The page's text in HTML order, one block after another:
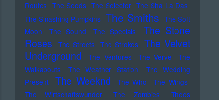
Routes The Seeds The Selecter The Sha La Das
The Smashing Pumpkins The Smiths The Soft
Moon
The Sound The Specials
The Stone
Roses
The Streets The Strokes
The Velvet
Underground
The Ventures The Verve
The
Walkabouts
The Weather Station
The Wedding
Present
The Weeknd The Who
The Wings
The Wirtschaftswunder
The Zombies
Thees